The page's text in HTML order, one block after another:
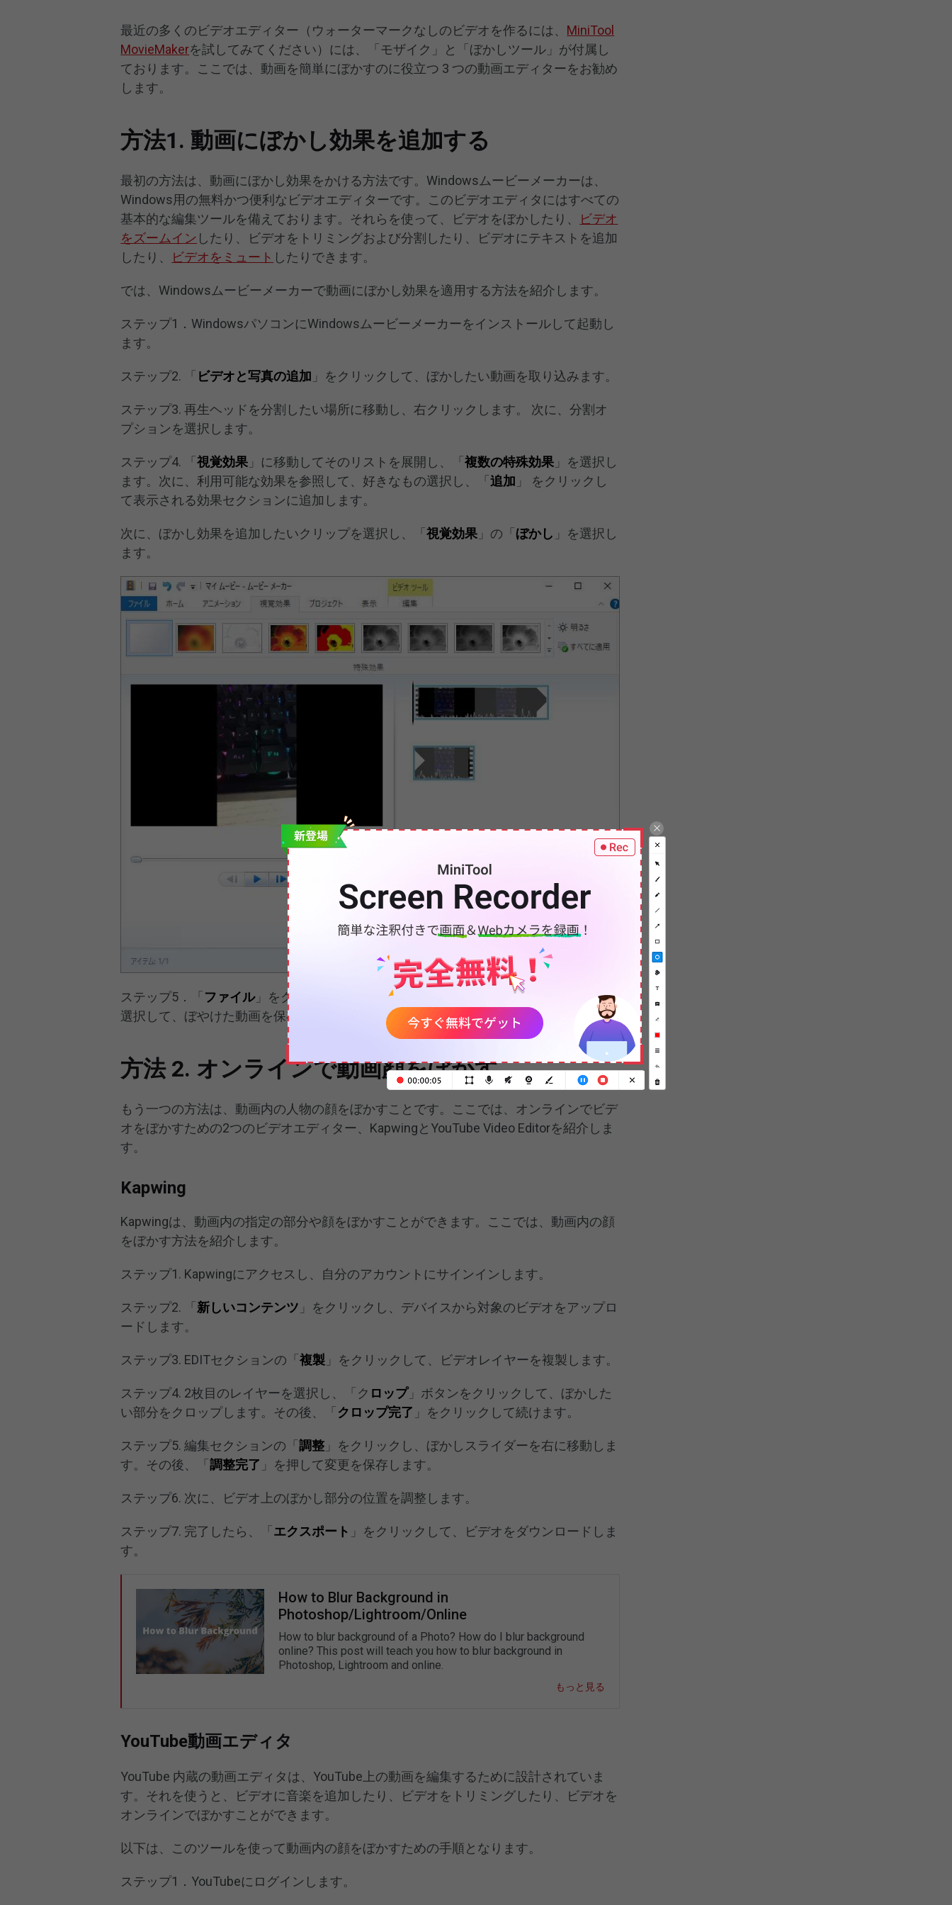
最近の多くのビデオエディター（ウォーターマークなしのビデオを作るには、 MiniTool
MovieMakerを試してみてください）には、「モザイク」と「ぼかしツール」が付属し
ております。ここでは、動画を簡単にぼかすのに役立つ 3 つの動画エディターをお勧め
します。
方法1. 動画にぼかし効果を追加する
最初の方法は、動画にぼかし効果をかける方法です。Windowsムービーメーカーは、
Windows用の無料かつ便利なビデオエディターです。このビデオエディタにはすべての
基本的な編集ツールを備えております。それらを使って、ビデオをぼかしたり、
ビデオ
をズームイン したり、ビデオをトリミングおよび分割したり、ビデオにテキストを追加
したり、
ビデオをミュート したりできます。
では、Windowsムービーメーカーで動画にぼかし効果を適用する方法を紹介します。
ステップ1．WindowsパソコンにWindowsムービーメーカーをインストールして起動し
ます。
ステップ2. 「 ビデオと写真の追加 」をクリックして、ぼかしたい動画を取り込みます。
ステップ3. 再生ヘッドを分割したい場所に移動し、右クリックします。 次に、分割オ
プションを選択します。
ステップ4. 「視覚効果 」に移動してそのリストを展開し、「複数の特殊効果 」を選択し
ます。次に、利用可能な効果を参照して、好きなもの選択し、「追加 」 をクリックし
て表示される効果セクションに追加します。
次に、ぼかし効果を追加したいクリップを選択し、「視覚効果 」の「 ぼかし 」を選択し
ます。
ステップ5．「 ファイル」をクリックし、「 ムービーの保存 コンピュータ用
」を
選択して、ぼやけた動画を保存します。
方法 2. オンラインで動画顔をぼかす
もう一つの方法は、動画内の人物の顔をぼかすことです。ここでは、オンラインでビデ
オをぼかすための2つのビデオエディター、KapwingとYouTube Video Editorを紹介しま
す。
Kapwing
Kapwingは、動画内の指定の部分や顔をぼかすことができます。ここでは、動画内の顔
をぼかす方法を紹介します。
ステップ1. Kapwingにアクセスし、自分のアカウントにサインインします。
ステップ2. 「 新しいコンテンツ 」をクリックし、デバイスから対象のビデオをアップロ
ードします。
ステップ3. EDITセクションの「複製 」をクリックして、ビデオレイヤーを複製します。
ステップ4. 2枚目のレイヤーを選択し、「ク ロップ」ボタンをクリックして、ぼかした
い部分をクロップします。その後、「 クロップ完了 」をクリックして続けます。
ステップ5. 編集セクションの「調整 」をクリックし、ぼかしスライダーを右に移動しま
す。その後、「調整完了 」を押して変更を保存します。
ステップ6. 次に、ビデオ上のぼかし部分の位置を調整します。
ステップ7. 完了したら、「 エクスポート 」をクリックして、ビデオをダウンロードしま
す。
How to Blur Background in
Photoshop/Lightroom/Online
How to blur background of a Photo? How do I blur background
online? This post will teach you how to blur background in
Photoshop, Lightroom and online.
もっと見る
YouTube動画エディタ
YouTube 内蔵の動画エディタは、YouTube上の動画を編集するために設計されていま
す。それを使うと、ビデオに音楽を追加したり、ビデオをトリミングしたり、ビデオを
オンラインでぼかすことができます。
以下は、このツールを使って動画内の顔をぼかすための手順となります。
ステップ1．YouTubeにログインします。